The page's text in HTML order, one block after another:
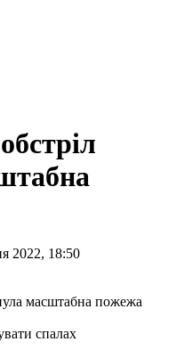
2022, 18:50
спалах